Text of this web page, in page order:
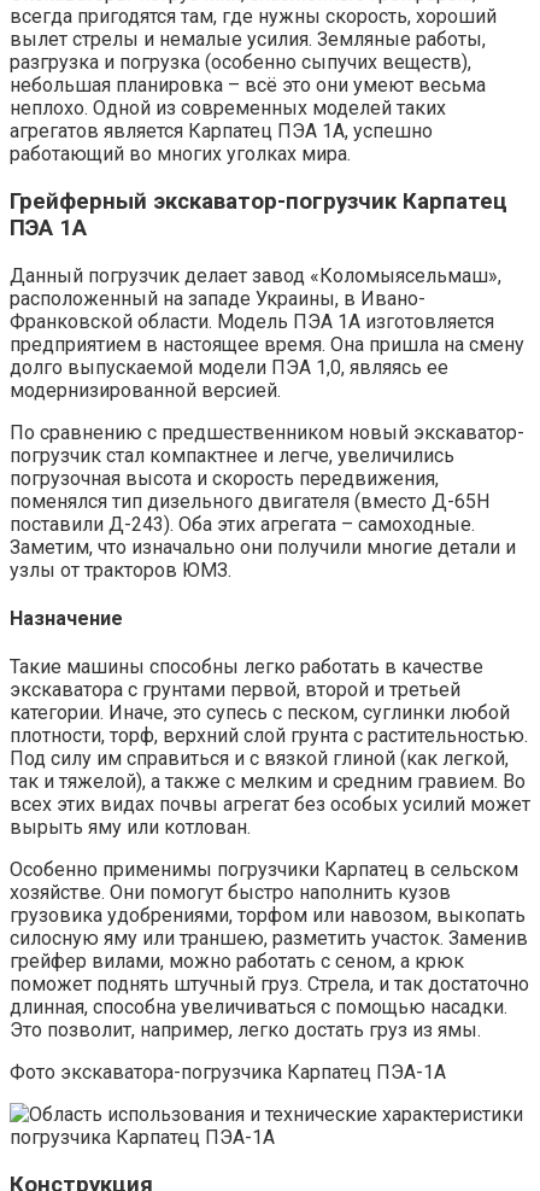
всегда пригодятся там, где нужны скорость, хороший
вылет стрелы и немалые усилия. Земляные работы,
разгрузка и погрузка (особенно сыпучих веществ),
небольшая планировка – всё это они умеют весьма
неплохо. Одной из современных моделей таких
агрегатов является Карпатец ПЭА 1А, успешно
работающий во многих уголках мира.
Грейферный экскаватор-погрузчик Карпатец
ПЭА 1А
Данный погрузчик делает завод «Коломыясельмаш»,
расположенный на западе Украины, в Ивано-
Франковской области. Модель ПЭА 1А изготовляется
предприятием в настоящее время. Она пришла на смену
долго выпускаемой модели ПЭА 1,0, являясь ее
модернизированной версией.
По сравнению с предшественником новый экскаватор-
погрузчик стал компактнее и легче, увеличились
погрузочная высота и скорость передвижения,
поменялся тип дизельного двигателя (вместо Д-65Н
поставили Д-243). Оба этих агрегата – самоходные.
Заметим, что изначально они получили многие детали и
узлы от тракторов ЮМЗ.
Назначение
Такие машины способны легко работать в качестве
экскаватора с грунтами первой, второй и третьей
категории. Иначе, это супесь с песком, суглинки любой
плотности, торф, верхний слой грунта с растительностью.
Под силу им справиться и с вязкой глиной (как легкой,
так и тяжелой), а также с мелким и средним гравием. Во
всех этих видах почвы агрегат без особых усилий может
вырыть яму или котлован.
Особенно применимы погрузчики Карпатец в сельском
хозяйстве. Они помогут быстро наполнить кузов
грузовика удобрениями, торфом или навозом, выкопать
силосную яму или траншею, разметить участок. Заменив
грейфер вилами, можно работать с сеном, а крюк
поможет поднять штучный груз. Стрела, и так достаточно
длинная, способна увеличиваться с помощью насадки.
Это позволит, например, легко достать груз из ямы.
Фото экскаватора-погрузчика Карпатец ПЭА-1А
Конструкция